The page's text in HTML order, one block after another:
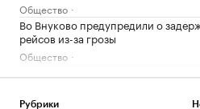
Общество
Во Внуково предупредили о
рейсов из-за грозы
Общество
Рубрики